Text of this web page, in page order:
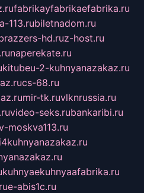
fabrikayfabrikaefabrika.ru
113.rubiletnadom.ru
hd.ruz-host.ru
naperekate.ru
kitubeu-2-kuhnyanazakaz.ru
cs-68.ru
mir-tk.ruvlknrussia.ru
video-seks.rubankaribi.ru
moskva113.ru
kuhnyaekuhnyaafabrika.ru
e-abis1c.ru